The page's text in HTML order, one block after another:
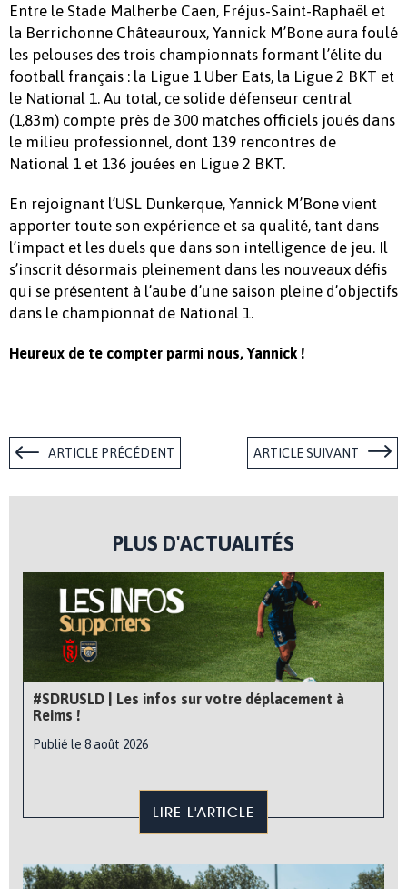
Entre le Stade Malherbe Caen, Fréjus-Saint-Raphaël et
la Berrichonne Châteauroux, Yannick M’Bone aura foulé
les pelouses des trois championnats formant l’élite du
football français : la Ligue 1 Uber Eats, la Ligue 2 BKT et
le National 1. Au total, ce solide défenseur central
(1,83m) compte près de 300 matches officiels joués dans
le milieu professionnel, dont 139 rencontres de
National 1 et 136 jouées en Ligue 2 BKT.
En rejoignant l’USL Dunkerque, Yannick M’Bone vient
apporter toute son expérience et sa qualité, tant dans
l’impact et les duels que dans son intelligence de jeu. Il
s’inscrit désormais pleinement dans les nouveaux défis
qui se présentent à l’aube d’une saison pleine d’objectifs
dans le championnat de National 1.
Heureux de te compter parmi nous, Yannick !
ARTICLE PRÉCÉDENT ARTICLE SUIVANT
PLUS D'ACTUALITÉS
#SDRUSLD | Les infos sur votre déplacement à
Reims !
Publié le 8 août 2026
LIRE L'ARTICLE